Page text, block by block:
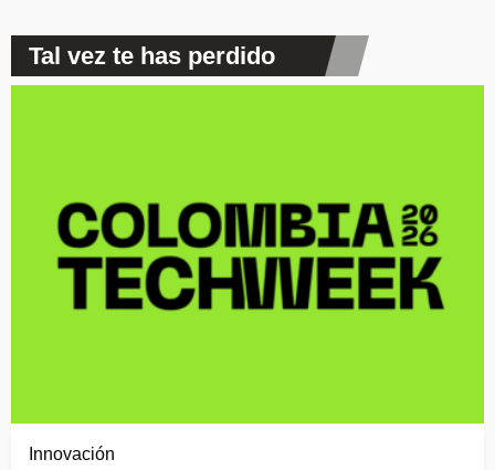
Tal vez te has perdido
Innovación